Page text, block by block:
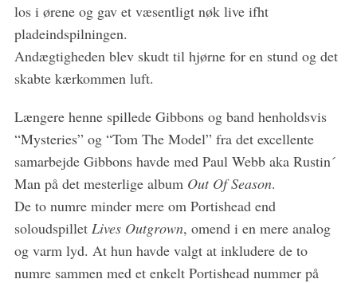
los i ørene og gav et væsentligt nøk live ifht
pladeindspilningen.
Andægtigheden blev skudt til hjørne for en stund og det
skabte kærkommen luft.
Længere henne spillede Gibbons og band henholdsvis
“Mysteries” og “Tom The Model” fra det excellente
samarbejde Gibbons havde med Paul Webb aka Rustin´
Man på det mesterlige album Out Of Season.
De to numre minder mere om Portishead end
soloudspillet Lives Outgrown, omend i en mere analog
og varm lyd. At hun havde valgt at inkludere de to
numre sammen med et enkelt Portishead nummer på